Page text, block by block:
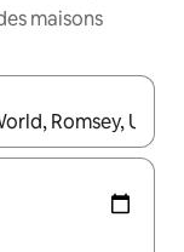
maisons
flèches vers le